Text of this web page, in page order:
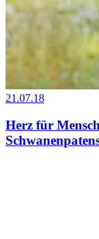
21.07.18
Herz für